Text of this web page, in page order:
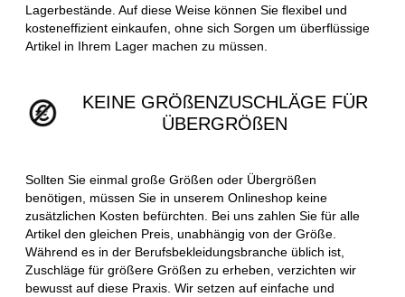
Lagerbestände. Auf diese Weise können Sie flexibel und
kosteneffizient einkaufen, ohne sich Sorgen um überflüssige
Artikel in Ihrem Lager machen zu müssen.
KEINE GRÖßENZUSCHLÄGE FÜR
ÜBERGRÖßEN
Sollten Sie einmal große Größen oder Übergrößen
benötigen, müssen Sie in unserem Onlineshop keine
zusätzlichen Kosten befürchten. Bei uns zahlen Sie für alle
Artikel den gleichen Preis, unabhängig von der Größe.
Während es in der Berufsbekleidungsbranche üblich ist,
Zuschläge für größere Größen zu erheben, verzichten wir
bewusst auf diese Praxis. Wir setzen auf einfache und